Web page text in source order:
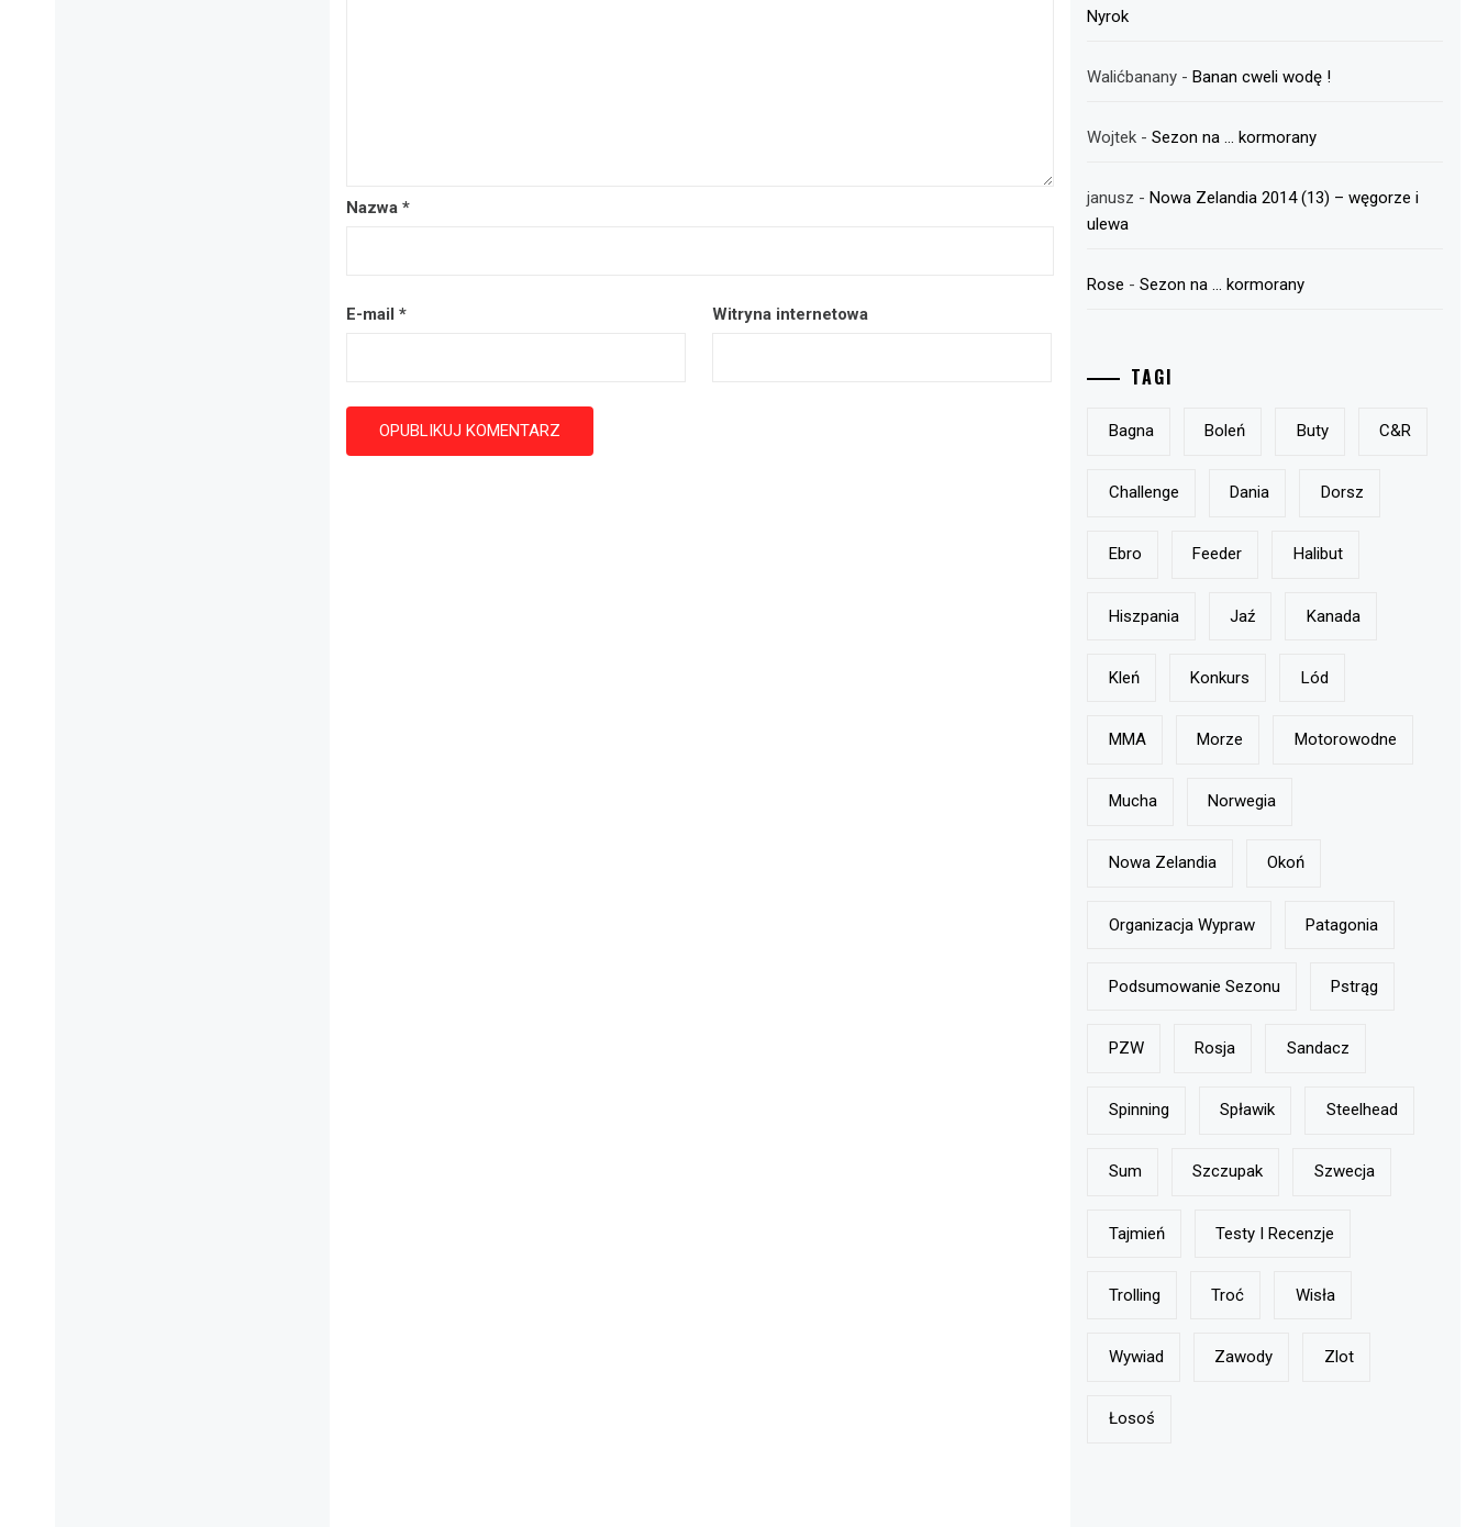
Nazwa *
E-mail * Witryna internetowa
Nyrok
Walićbanany -Banan cweli wodę !
Wojtek -Sezon na … kormorany
janusz -Nowa Zelandia 2014 (13) – węgorze i
ulewa
Rose -Sezon na … kormorany
TAGI
Bagna Boleń Buty C&r
Challenge Dania Dorsz
Ebro Feeder Halibut
Hiszpania Jaź Kanada
Kleń Konkurs Lód
MMA Morze Motorowodne
Mucha Norwegia
Nowa Zelandia Okoń
Organizacja Wypraw Patagonia
Podsumowanie Sezonu Pstrąg
PZW Rosja Sandacz
Spinning Spławik Steelhead
Sum Szczupak Szwecja
Tajmień Testy I Recenzje
Trolling Troć Wisła
Wywiad Zawody Zlot
Łosoś